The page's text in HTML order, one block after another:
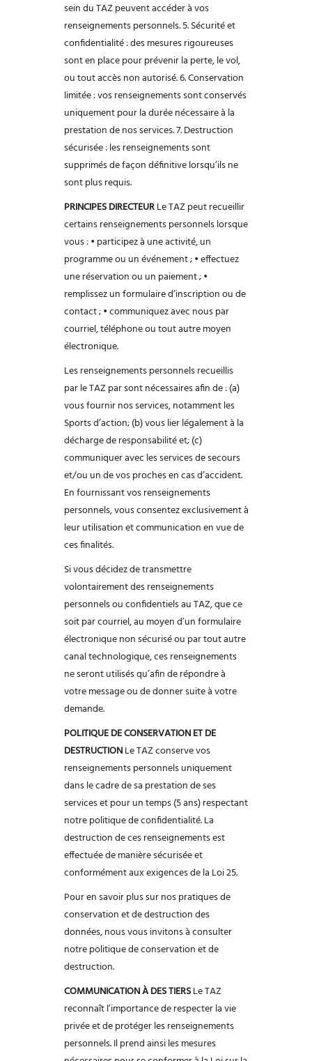
sein du TAZ peuventaccéder à vos
renseignements personnels.5. Sécurité et
confidentialité : des mesures rigoureuses
sont en place pourprévenir la perte, le vol,
ou tout accès non autorisé.6. Conservation
limitée : vos renseignements sont conservés
uniquement pourla durée nécessaire à la
prestation de nos services.7. Destruction
sécurisée : les renseignements sont
supprimés de façondéfinitive lorsqu’ils ne
sont plus requis.
PRINCIPES DIRECTEURLe TAZ peut recueillir
certains renseignements personnels lorsque
vous :• participez à une activité, un
programme ou un événement ;• effectuez
une réservation ou un paiement ;•
remplissez un formulaire d’inscription ou de
contact ;• communiquez avec nous par
courriel, téléphone ou tout autre moyen
électronique.
Les renseignements personnels recueillis
par le TAZ par sont nécessaires afin de : (a)
vous fournir nos services, notamment les
Sports d’action; (b) vous lier légalement à la
décharge de responsabilité et; (c)
communiquer avec les services de secours
et/ou un de vos proches en cas d’accident.
En fournissant vos renseignements
personnels,vous consentez exclusivement à
leur utilisation et communication en vue de
cesfinalités.
Si vous décidez de transmettre
volontairement des renseignements
personnels ouconfidentiels au TAZ, que ce
soit par courriel, au moyen d’un formulaire
électroniquenon sécurisé ou par tout autre
canal technologique, ces renseignements
ne serontutilisés qu’afin de répondre à
votre message ou de donner suite à votre
demande.
POLITIQUE DE CONSERVATION ET DE
DESTRUCTIONLe TAZ conserve vos
renseignements personnels uniquement
dans le cadre de sa prestation de ses
services et pour un temps (5 ans) respectant
notre politique deconfidentialité. La
destruction de ces renseignements est
effectuée de manièresécurisée et
conformément aux exigences de la Loi 25.
Pour en savoir plus sur nos pratiques de
conservation et de destruction des
données,nous vous invitons à consulter
notre politique de conservation et de
destruction.
COMMUNICATION À DES TIERSLe TAZ
reconnaît l’importance de respecter la vie
privée et de protéger lesrenseignements
personnels. Il prend ainsi les mesures